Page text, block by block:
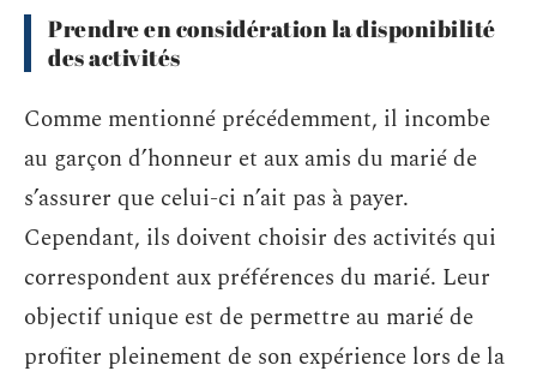
Prendre en considération la disponibilité
des activités
Comme mentionné précédemment, il incombe
au garçon d’honneur et aux amis du marié de
s’assurer que celui-ci n’ait pas à payer.
Cependant, ils doivent choisir des activités qui
correspondent aux préférences du marié. Leur
objectif unique est de permettre au marié de
profiter pleinement de son expérience lors de la